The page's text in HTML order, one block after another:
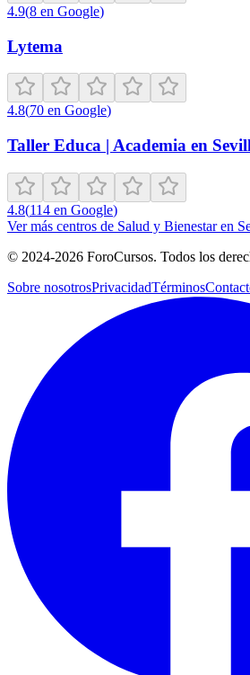
4.9(8 en Google)
Lytema
4.8(70 en Google)
Taller Educa | Academia en
4.8(114 en Google)
Ver más centros de Salud y Bienestaren
© 2024-2026 ForoCursos. Todos los
Sobre nosotrosPrivacidadTérminos